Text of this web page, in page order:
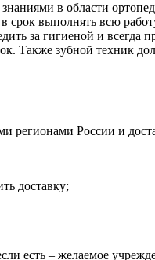
в области
выполнять всю
за гигиеной и всегда
Также зубной техник
регионами России и
доставку;
есть – желаемое